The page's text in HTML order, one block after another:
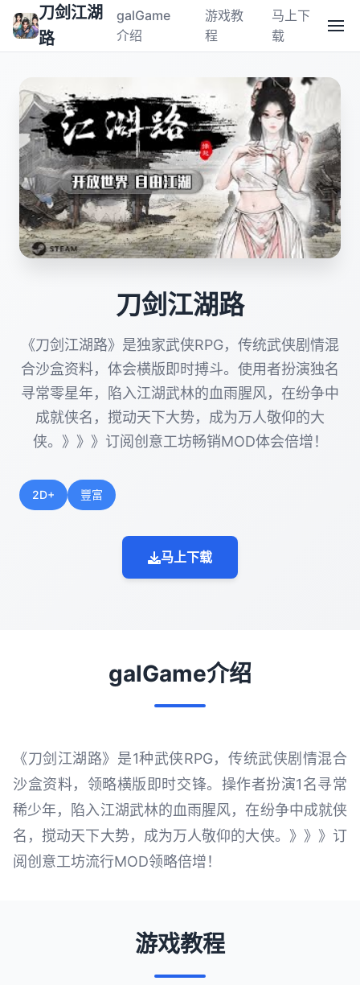
刀剑江湖
路
galGame
介绍
游戏教
程
马上下
载
刀剑江湖路
《刀剑江湖路》是独家武侠RPG，传统武侠剧情混
合沙盒资料，体会横版即时搏斗。使用者扮演独名
寻常零星年，陷入江湖武林的血雨腥风，在纷争中
成就侠名，搅动天下大势，成为万人敬仰的大
侠。》》》订阅创意工坊畅销MOD体会倍增！
2D+ 豐富
马上下载
galGame介绍
《刀剑江湖路》是1种武侠RPG，传统武侠剧情混合
沙盒资料，领略横版即时交锋。操作者扮演1名寻常
稀少年，陷入江湖武林的血雨腥风，在纷争中成就侠
名，搅动天下大势，成为万人敬仰的大侠。》》》订
阅创意工坊流行MOD领略倍增！
游戏教程